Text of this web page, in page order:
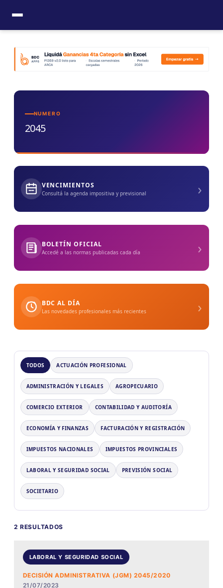
contenido
NUMERO
2045
VENCIMIENTOS
Consultá la agenda impositiva y previsional ›
BOLETÍN OFICIAL
Accedé a las normas publicadas cada día ›
BDC AL DÍA
Las novedades profesionales más recientes ›
TODOS ACTUACIÓN PROFESIONAL
ADMINISTRACIÓN Y LEGALES AGROPECUARIO
COMERCIO EXTERIOR CONTABILIDAD Y AUDITORÍA
ECONOMÍA Y FINANZAS FACTURACIÓN Y REGISTRACIÓN
IMPUESTOS NACIONALES IMPUESTOS PROVINCIALES
LABORAL Y SEGURIDAD SOCIAL PREVISIÓN SOCIAL
SOCIETARIO
2 RESULTADOS
LABORAL Y SEGURIDAD SOCIAL
DECISIÓN ADMINISTRATIVA (JGM) 2045/2020
21/07/2023